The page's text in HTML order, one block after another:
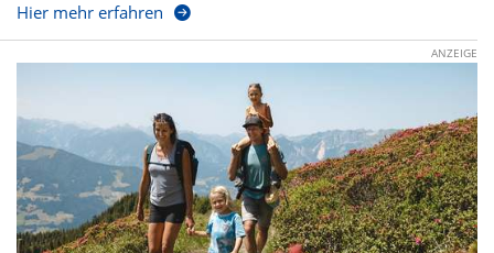
Hier mehr erfahren
ANZEIGE